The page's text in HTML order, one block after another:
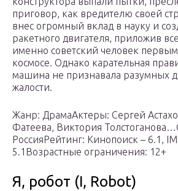
приговор, как вредителю своей
внес огромный вклад в науку и
ракетного двигателя, приложив
именно советский человек первым
космосе. Однако карательная
машина не признавала разумных
жалости.
Жанр: ДрамаАктеры: Сергей
Фатеева, Виктория
РоссияРейтинг: Кинопоиск – 6.1,
5.1Возрастные ограничения: 12+
Я, робот (I, Robot)